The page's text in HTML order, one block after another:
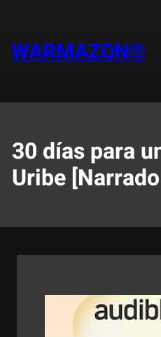
contenido
WARMAZON®
30 días para
Uribe